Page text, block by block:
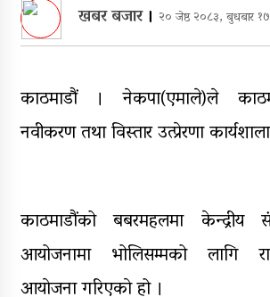
सञ्चालनमा, शुल्कदर
पुन: एमाले-नेकपा
आठ लाख २१ हजार
डिभिजन सर्लाहीका
पक्राउ
मृत्यु, दुई घाइते
खबर बजार। २० जेष्ठ २०८३, बुधबार
काठमाडौं । नेकपा(एमाले)ले
नवीकरण तथा विस्तार उत्प्रेरणा
काठमाडौंको बबरमहलमा केन्द्रीय
आयोजनामा भोलिसम्मको लागि
आयाेजना गरिएकाे हो ।